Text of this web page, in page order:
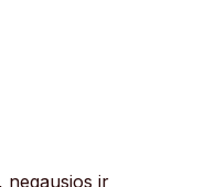
negausios ir